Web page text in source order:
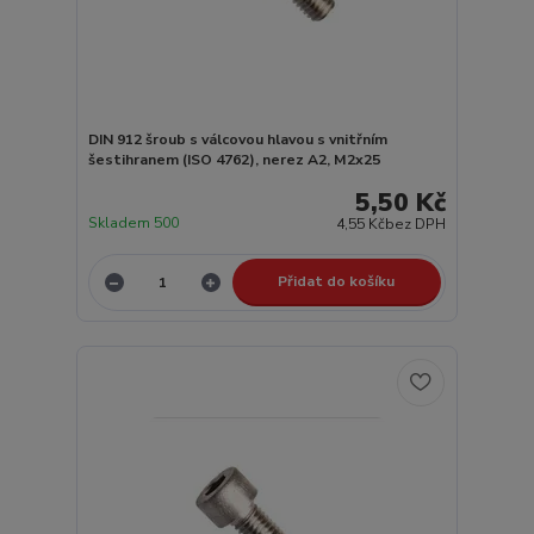
DIN 912 šroub s válcovou hlavou s vnitřním
šestihranem (ISO 4762), nerez A2, M2x25
5,50 Kč
4,55 Kčbez DPH
Skladem 500
Přidat do košíku